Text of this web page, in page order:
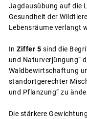
Jagdausübung auf die
Gesundheit der
Lebensräume verlangt
In Ziffer 5 sind die
und Naturverjüngung“
Waldbewirtschaftung
standortgerechter
und Pflanzung“ zu
Die stärkere